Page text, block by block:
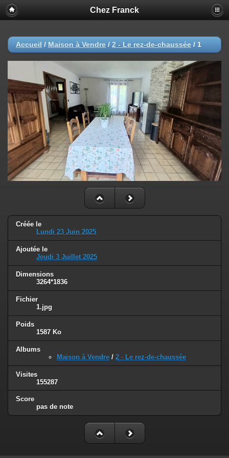
Chez Franck
Accueil / Maison à Vendre / 2 - Le rez-de-chaussée / 1
Créée le
Lundi 23 Juin 2025
Ajoutée le
Jeudi 3 Juillet 2025
Dimensions
3264*1836
Fichier
1.jpg
Poids
1587 Ko
Albums
Maison à Vendre / 2 - Le rez-de-chaussée
Visites
155287
Score
pas de note